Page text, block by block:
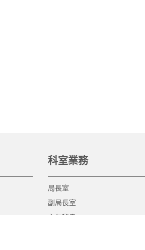
科室業務
局長室
副局長室
主任秘書